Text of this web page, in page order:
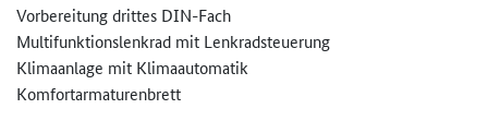
Vorbereitung drittes DIN-Fach
Multifunktionslenkrad mit Lenkradsteuerung
Klimaanlage mit Klimaautomatik
Komfortarmaturenbrett